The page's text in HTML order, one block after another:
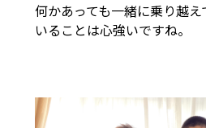
何かあっても一緒に乗り越
いることは心強いですね。